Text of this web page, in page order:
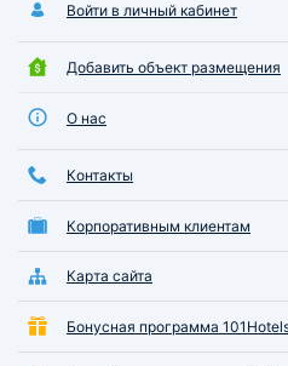
Войти в личный кабинет
Добавить объект размещения
О нас
Контакты
Корпоративным клиентам
Карта сайта
Бонусная программа